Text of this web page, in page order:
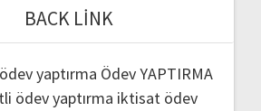
BACK LINK
yaptırma Ödev YAPTIRMA
ödev yaptırma iktisat ödev